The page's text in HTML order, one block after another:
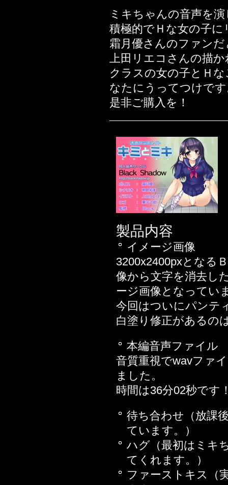
2019年10月10日発
ー編
2019年08月22日発
2019年08月01日発
2019年07月25日発
2019年02月14日発
2018年11月23日発
2018年10月12日発
2018年09月17日発
2018年08月10日発
2018年06月01日発
2018年05月26日発
2018年05月20日発
2018年03月30日発
2018年03月16日発
ん♪
2018年03月10日発
2018年03月04日発
2018年02月23日発
2018年01月12日発
2017年12月15日発
2017年12月01日発
2017年04月25日発
2017年04月21日発
2017年02月17日発
話
2017年02月03日発
2016年12月30日発
2016年11月18日発
2016年11月04日発
2016年10月28日発
ミキちゃんの音声を
積極的でＨな女の子
霜月優さんのファン
上田リエコさんの描
クラスの女の子とＨ
なたにうってつけで
是非ご購入を！
製品内容
イメージ画像
3200x2400pxとなる
像から文字を消去し
ージ画像となってい
今回はついにパンテ
白塗り修正があるの
本編音声ファイル
音質重視でwavファ
ました。
時間は36分02秒です
待ち合わせ（放課
ています。）
ハグ（最初はミキ
てくれます。）
ファーストキス（